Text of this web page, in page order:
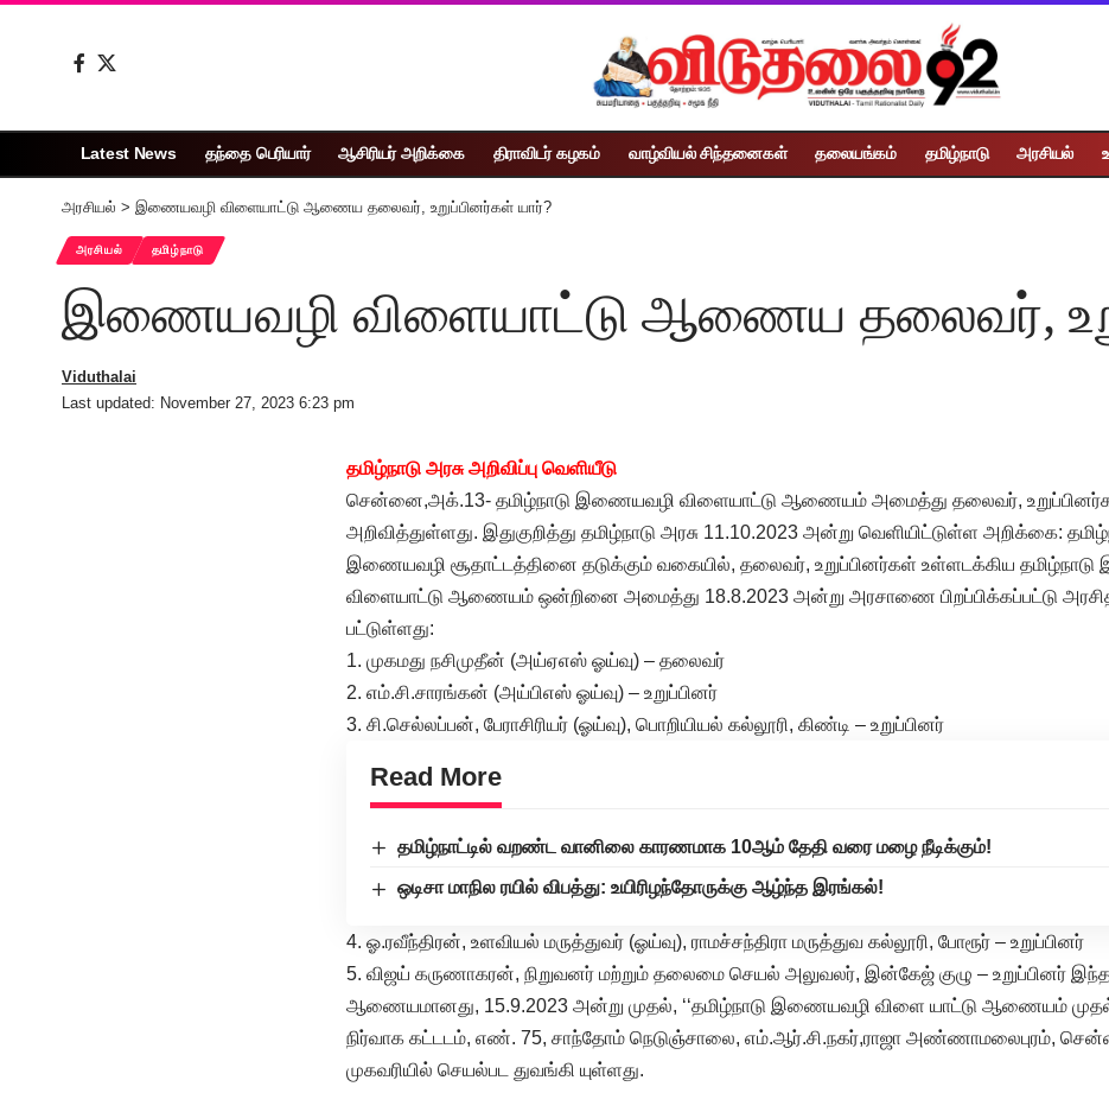
Latest News தந்தை பெரியார் ஆசிரியர் அறிக்கை திராவிடர் கழகம் வாழ்வியல் சிந்தனைகள் தலையங்கம் தமிழ்நாடு அரசியல்
அரசியல் > இணையவழி விளையாட்டு ஆணைய தலைவர், உறுப்பினர்கள் யார்?
அரசியல் தமிழ்நாடு
இணையவழி விளையாட்டு ஆணைய தலைவர்,
Last updated: November 27, 2023 6:23 pm
Viduthalai
தமிழ்நாடு அரசு அறிவிப்பு வெளியீடு
சென்னை,அக்.13- தமிழ்நாடு இணையவழி விளையாட்டு ஆணையம் அமைத்து தலைவர்,
அறிவித்துள்ளது. இதுகுறித்து தமிழ்நாடு அரசு 11.10.2023 அன்று வெளியிட்டுள்ள அறிக்கை:
இணையவழி சூதாட்டத்தினை தடுக்கும் வகையில், தலைவர், உறுப்பினர்கள் உள்ளடக்கிய
விளையாட்டு ஆணையம் ஒன்றினை அமைத்து 18.8.2023 அன்று அரசாணை பிறப்பிக்கப்பட்டு
பட்டுள்ளது:
1. முகமது நசிமுதீன் (அய்ஏஎஸ் ஓய்வு) – தலைவர்
2. எம்.சி.சாரங்கன் (அய்பிஎஸ் ஓய்வு) – உறுப்பினர்
3. சி.செல்லப்பன், பேராசிரியர் (ஓய்வு), பொறியியல் கல்லூரி, கிண்டி – உறுப்பினர்
Read More
தமிழ்நாட்டில் வறண்ட வானிலை காரணமாக 10ஆம் தேதி வரை மழை நீடிக்கும்!
ஒடிசா மாநில ரயில் விபத்து: உயிரிழந்தோருக்கு ஆழ்ந்த இரங்கல்!
4. ஓ.ரவீந்திரன், உளவியல் மருத்துவர் (ஓய்வு), ராமச்சந்திரா மருத்துவ கல்லூரி, போரூர் – உறுப்பினர்
5. விஜய் கருணாகரன், நிறுவனர் மற்றும் தலைமை செயல் அலுவலர், இன்கேஜ் குழு – உறுப்பினர்
ஆணையமானது, 15.9.2023 அன்று முதல், ‘‘தமிழ்நாடு இணையவழி விளை யாட்டு ஆணையம் முதல்
நிர்வாக கட்டடம், எண். 75, சாந்தோம் நெடுஞ்சாலை, எம்.ஆர்.சி.நகர்,ராஜா அண்ணாமலைபுரம்,
முகவரியில் செயல்பட துவங்கி யுள்ளது.